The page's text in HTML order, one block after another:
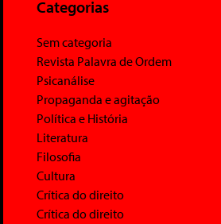
Categorias
Sem categoria
Revista Palavra de Ordem
Psicanálise
Propaganda e agitação
Política e História
Literatura
Filosofia
Cultura
Crítica do direito
Crítica do direito